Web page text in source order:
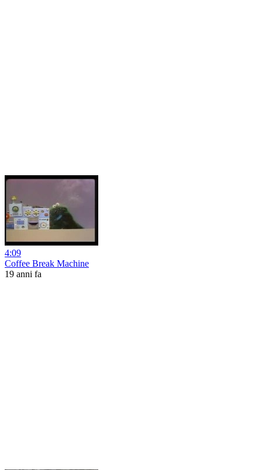
4:09
Coffee Break Machine
19 anni fa